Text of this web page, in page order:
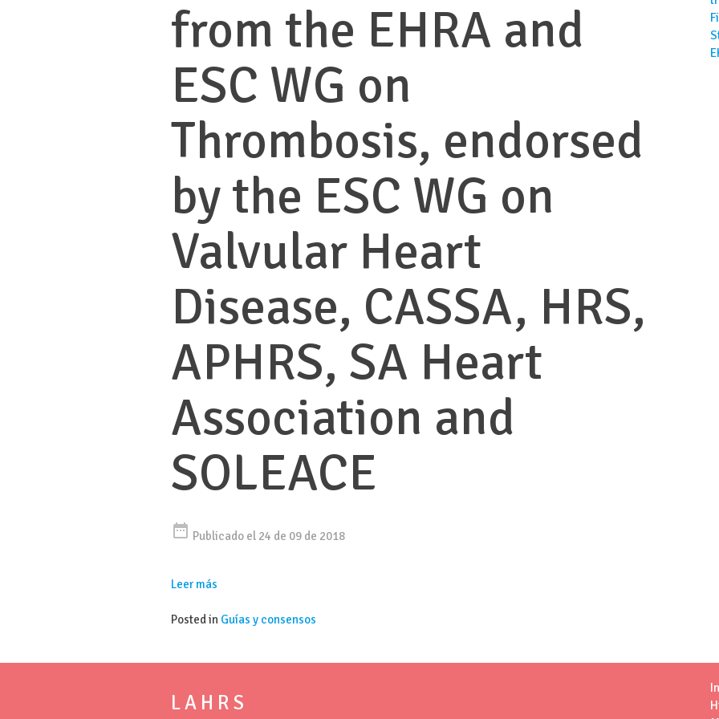
from the EHRA and
ESC WG on
Thrombosis, endorsed
by the ESC WG on
Valvular Heart
Disease, CASSA, HRS,
APHRS, SA Heart
Association and
SOLEACE
date_range Publicado el 24 de 09 de 2018
Leer más
Posted in Guías y consensos
L A H R S